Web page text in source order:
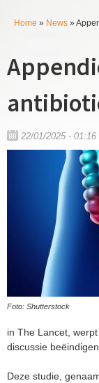
P
a
r
m
e
t
v
l
b
n
h
Home » News »
22/01/2025 - 01:16
Foto: Shutterstock
in The Lancet,
discussie
Deze studie,